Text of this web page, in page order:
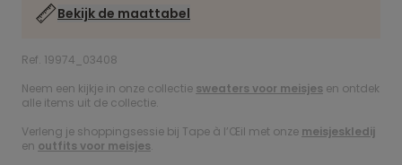
Bekijk de maattabel
Ref. 19974_03408
Neem een kijkje in onze collectie sweaters voor meisjes en ontdek
alle items uit de collectie.
Verleng je shoppingsessie bij Tape à l’Œil met onze meisjeskledij
en outfits voor meisjes.